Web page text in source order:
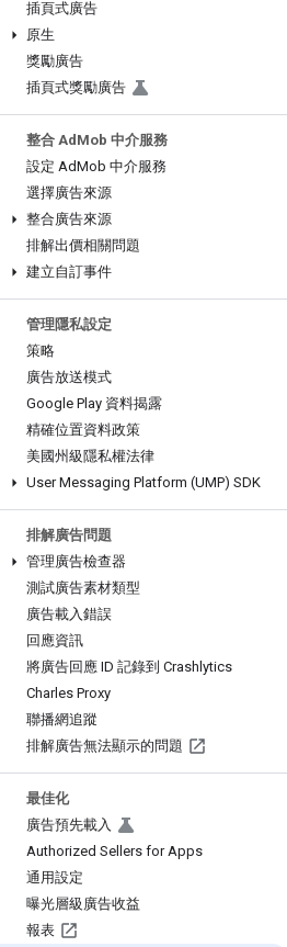
插頁式廣告
原生
獎勵廣告
插頁式獎勵廣告
整合 Ad Mob 中介服務
設定 AdMob 中介服務
選擇廣告來源
整合廣告來源
排解出價相關問題
建立自訂事件
管理隱私設定
策略
廣告放送模式
Google Play 資料揭露
精確位置資料政策
美國州級隱私權法律
User Messaging Platform (UMP) SDK
排解廣告問題
管理廣告檢查器
測試廣告素材類型
廣告載入錯誤
回應資訊
將廣告回應 ID 記錄到 Crashlytics
Charles Proxy
聯播網追蹤
排解廣告無法顯示的問題
最佳化
廣告預先載入
Authorized Sellers for Apps
通用設定
曝光層級廣告收益
報表